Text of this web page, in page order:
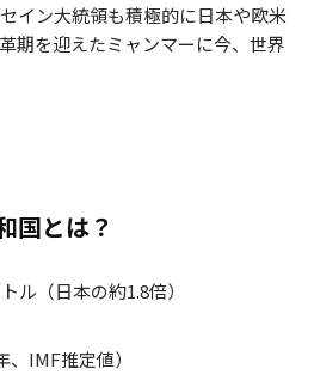
イン大統領も積極的に日本や欧米
期を迎えたミャンマーに今、世界
国とは？
ル（日本の約1.8倍）
、IMF推定値）